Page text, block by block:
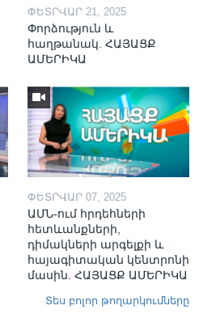
ՓԵՏՐՎԱՐ 21, 2025
Փորձություն և
հաղթանակ. ՀԱՅԱՑՔ
ԱՄԵՐԻԿԱ
ՓԵՏՐՎԱՐ 07, 2025
ԱՄՆ-ում հրդեհների
հետևանքների,
դիմակների արգելքի և
հայագիտական կենտրոնի
մասին. ՀԱՅԱՑՔ ԱՄԵՐԻԿԱ
Տես բոլոր թողարկումները